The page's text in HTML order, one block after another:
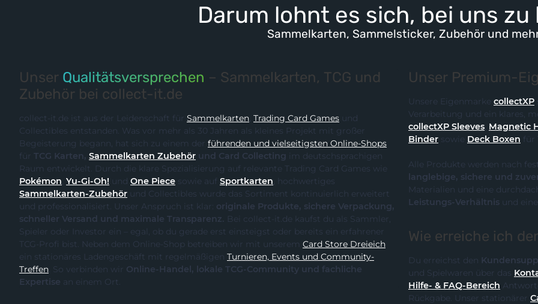
Darum lohnt es sich, bei uns
Sammelkarten, Sammelsticker, Zubehör und
Unser Qualitätsversprechen – Sammelkarten, TCG und
Zubehör bei collect-it.de
collect-it.de ist aus der Leidenschaft für Sammelkarten, Trading Card Games und
Collectibles entstanden. Was vor mehr als 30 Jahren als kleines Projekt mit großer
Begeisterung begann, hat sich zu einem der führenden und vielseitigsten Online-Shops
für TCG Karten, Sammelkarten Zubehör und Card Collecting
im deutschsprachigen
Raum entwickelt. Durch die klare Spezialisierung auf relevante Trading Card Games wie
Pokémon, Yu-Gi-Oh! und One Piece sowie auf Sportkarten , hochwertiges
Sammelkarten-Zubehör
und professionalisiert. Unser Anspruch ist klar: originale Produkte, sichere Verpackung,
schneller Versand und maximale Transparenz. Bei collect-it.de kaufst du als Sammler,
Spieler oder Investor ein – egal, ob du gerade erst einsteigst oder bereits ein erfahrener
TCG-Profi bist. Neben dem Online-Shop betreiben wir mit unserem
Card Store Dreieich
ein stationäres Ladengeschäft mit regelmäßigen Turnieren, Events und Community-
Treffen. So verbinden wir Online-Handel, lokale TCG-Community und fachliche
Expertise an einem Ort.
Unser Premium-
Unsere Eigenmarke collectXP
Verarbeitung und ein klares,
collectXP Sleeves, Magnetic
Binder sowie Deck Boxen für
Alle Produkte werden nach
langlebige, sichere und
Materialien und eine
Leistungs-Verhältnis und
Wie erreiche ich
Du erreichst den
und Spielwaren über das
Hilfe- & FAQ-Bereich
Rückgabe. Unser stationärer